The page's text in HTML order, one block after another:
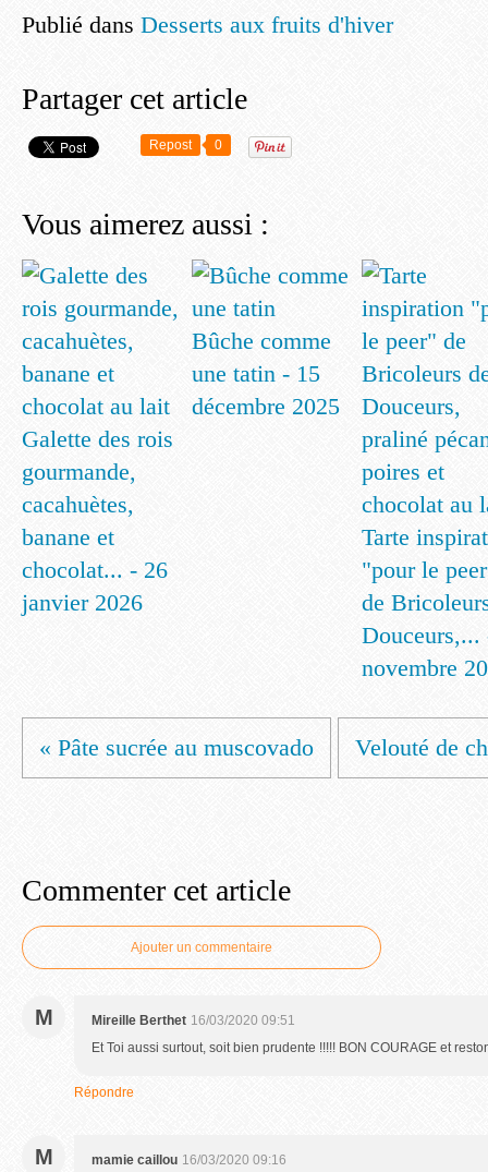
Publié dans Desserts aux fruits d'hiver
Partager cet article
Repost 0
Vous aimerez aussi :
Galette des rois
gourmande,
cacahuètes,
banane et
chocolat... - 26
janvier 2026
Bûche comme
une tatin - 15
décembre 2025
Tarte
"pour le
de
Douceurs,...
novembre
« Pâte sucrée au muscovado Velouté de
Commenter cet article
Ajouter un commentaire
M Mireille Berthet 16/03/2020 09:51
Et Toi aussi surtout, soit bien prudente !!!!! BON COURAGE et
Répondre
M mamie caillou 16/03/2020 09:16